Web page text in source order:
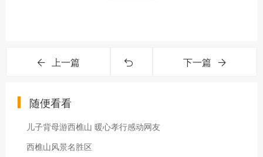
上一篇 下一篇
随便看看
儿子背母游西樵山 暖心孝行感动网友
西樵山风景名胜区